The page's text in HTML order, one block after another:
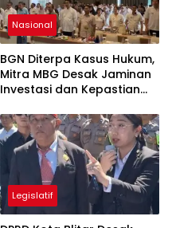
Nasional
BGN Diterpa Kasus Hukum,
Mitra MBG Desak Jaminan
Investasi dan Kepastian
Legislatif